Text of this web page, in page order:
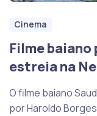
Cinema
Filme
estreia na
O filme baiano
por Haroldo